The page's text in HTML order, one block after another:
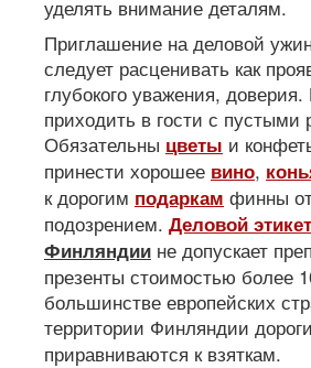
уделять внимание деталям.
Приглашение на деловой
следует расценивать как
глубокого уважения,
приходить в гости с пустыми
Обязательны цветы и
принести хорошее вино,
к дорогим подаркам финны
подозрением. Деловой этикет
Финляндии не допускает
презенты стоимостью более
большинстве европейских
территории Финляндии
приравниваются к взяткам.